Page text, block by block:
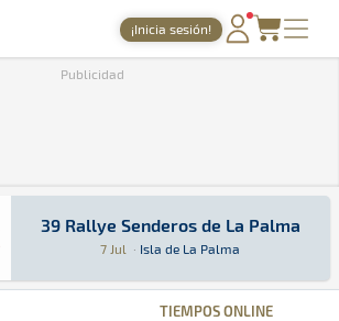
· Revista del motor desde 1999
¡Inicia sesión!
GALERÍAS
TIENDA
Publicidad
39 Rallye Senderos de La Palma
39 Rallye Senderos de La Palma
7 Jul · Isla de La Palma
Rally · 39 Rallye Senderos de La Palma:
Isla de La Palma Isla de La Palma
TIEMPOS ONLINE